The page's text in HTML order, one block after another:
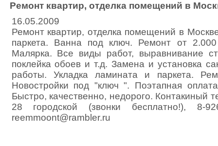
Ремонт квартир, отделка помещений в
16.05.2009
Ремонт квартир, отделка помещений в
паркета. Ванна под ключ. Ремонт от
Малярка. Все виды работ, выравнивание
поклейка обоев и т.д. Замена и установка
работы. Укладка ламината и паркета.
Новостройки под "ключ ". Поэтапная
Быстро, качественно, недорого. Контакиный
28 городской (звонки бесплатно!), 8-
reemmoont@rambler.ru